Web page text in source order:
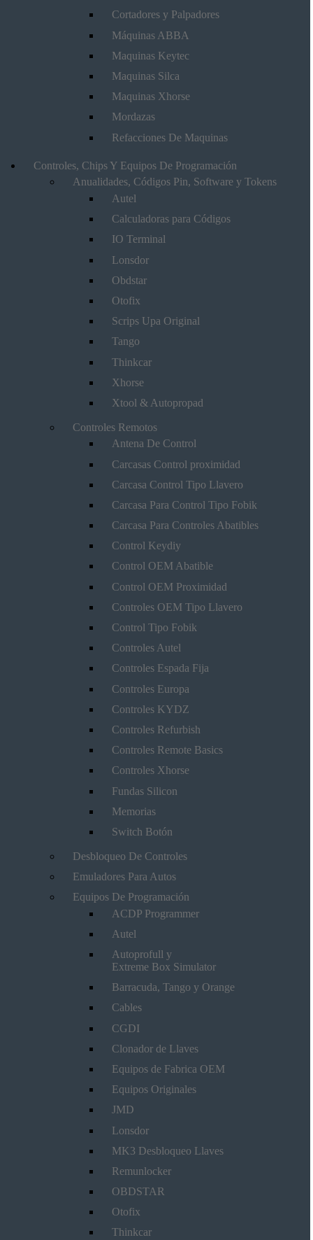
Cortadores y Palpadores
Máquinas ABBA
Maquinas Keytec
Maquinas Silca
Maquinas Xhorse
Mordazas
Refacciones De Maquinas
Controles, Chips Y Equipos De Programación
Anualidades, Códigos Pin, Software y Tokens
Autel
Calculadoras para Códigos
IO Terminal
Lonsdor
Obdstar
Otofix
Scrips Upa Original
Tango
Thinkcar
Xhorse
Xtool & Autopropad
Controles Remotos
Antena De Control
Carcasas Control proximidad
Carcasa Control Tipo Llavero
Carcasa Para Control Tipo Fobik
Carcasa Para Controles Abatibles
Control Keydiy
Control OEM Abatible
Control OEM Proximidad
Controles OEM Tipo Llavero
Control Tipo Fobik
Controles Autel
Controles Espada Fija
Controles Europa
Controles KYDZ
Controles Refurbish
Controles Remote Basics
Controles Xhorse
Fundas Silicon
Memorias
Switch Botón
Desbloqueo De Controles
Emuladores Para Autos
Equipos De Programación
ACDP Programmer
Autel
Autoprofull y
Extreme Box Simulator
Barracuda, Tango y Orange
Cables
CGDI
Clonador de Llaves
Equipos de Fabrica OEM
Equipos Originales
JMD
Lonsdor
MK3 Desbloqueo Llaves
Remunlocker
OBDSTAR
Otofix
Thinkcar